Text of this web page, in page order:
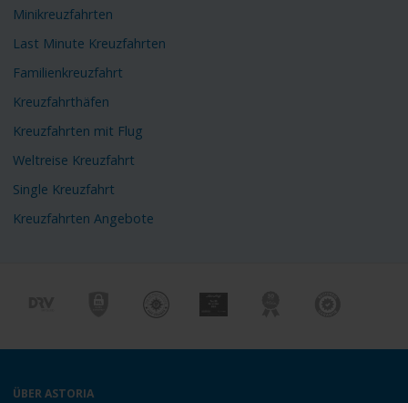
Minikreuzfahrten
Last Minute Kreuzfahrten
Familienkreuzfahrt
Kreuzfahrthäfen
Kreuzfahrten mit Flug
Weltreise Kreuzfahrt
Single Kreuzfahrt
Kreuzfahrten Angebote
ÜBER ASTORIA